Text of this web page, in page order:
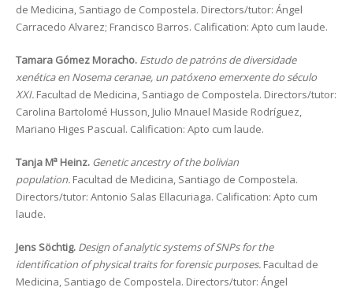
de Medicina, Santiago de Compostela. Directors/tutor: Ángel
Carracedo Alvarez; Francisco Barros. Calification: Apto cum laude.
Tamara Gómez Moracho. Estudo de patróns de diversidade
xenética en Nosema ceranae, un patóxeno emerxente do século
XXI. Facultad de Medicina, Santiago de Compostela. Directors/tutor:
Carolina Bartolomé Husson, Julio Mnauel Maside Rodríguez,
Mariano Higes Pascual. Calification: Apto cum laude.
Tanja Mª Heinz. Genetic ancestry of the bolivian
population. Facultad de Medicina, Santiago de Compostela.
Directors/tutor: Antonio Salas Ellacuriaga. Calification: Apto cum
laude.
Jens Söchtig. Design of analytic systems of SNPs for the
identification of physical traits for forensic purposes. Facultad de
Medicina, Santiago de Compostela. Directors/tutor: Ángel